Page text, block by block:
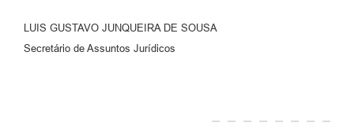
LUIS GUSTAVO JUNQUEIRA DE SOUSA
Secretário de Assuntos Jurídicos